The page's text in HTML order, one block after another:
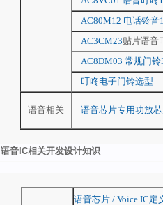
AC80M12 电话铃音
AC3CM23贴片语音
AC8DM03 常规门铃
叮咚电子门铃选型
语音相关 语音芯片专用功放
语音IC相关开发设计知识
语音芯片 / Voice IC定